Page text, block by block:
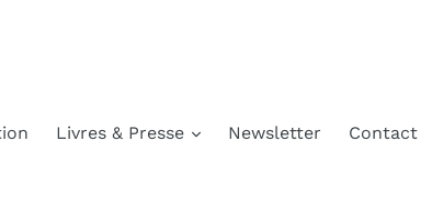
Livres & Presse Newsletter
Contact